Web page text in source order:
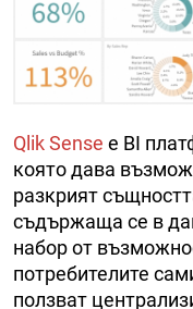
Qlik Sense е BI
която дава
разкрият
съдържаща се в
набор от
потребителите
ползват